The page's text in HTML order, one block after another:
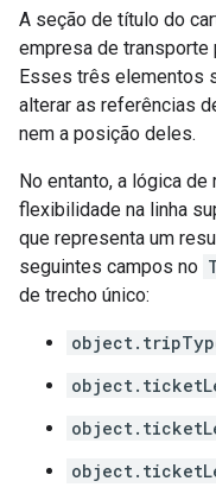
A seção de título do
empresa de transporte
Esses três elementos
alterar as referências
nem a posição deles.
No entanto, a lógica
flexibilidade na linha
que representa um
seguintes campos no
de trecho único: